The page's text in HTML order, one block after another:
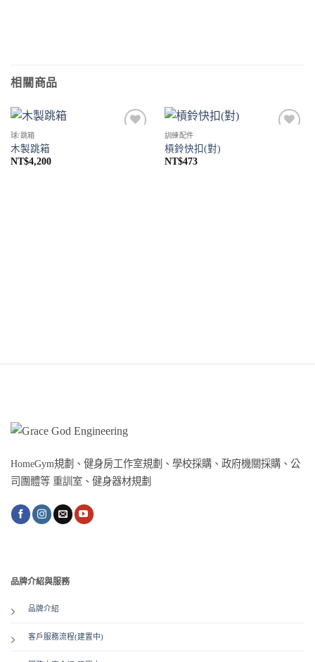
相關商品
球/跳箱
木製跳箱
NT$4,200
訓練配件
槓鈴快扣(對)
NT$473
HomeGym規劃、健身房工作室規劃、學校採購、政府機關採購、公
司團體等 重訓室、健身器材規劃
品牌介紹與服務
品牌介紹
客戶服務流程(建置中)